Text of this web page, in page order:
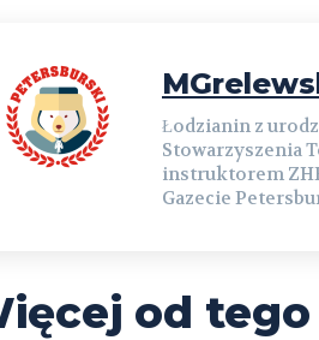
Łodzianin z
Stowarzyszenia
instruktorem
Gazecie
od